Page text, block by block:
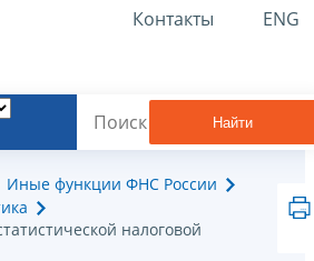
Контакты ENG
Найти
Иные функции ФНС России
налоговой